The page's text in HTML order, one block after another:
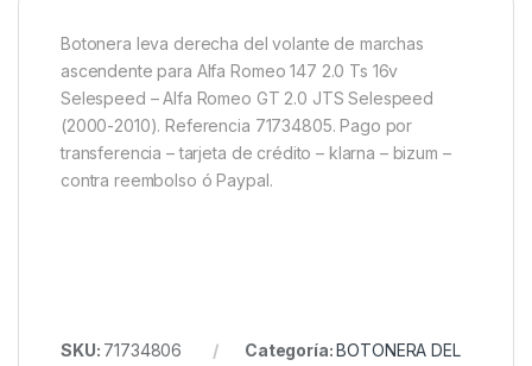
Botonera leva derecha del volante de marchas
ascendente para Alfa Romeo 147 2.0 Ts 16v
Selespeed – Alfa Romeo GT 2.0 JTS Selespeed
(2000-2010). Referencia 71734805. Pago por
transferencia – tarjeta de crédito – klarna – bizum –
contra reembolso ó Paypal.
SKU: 71734806 Categoría:BOTONERA DEL